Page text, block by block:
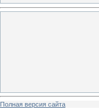
Полная версия сайта